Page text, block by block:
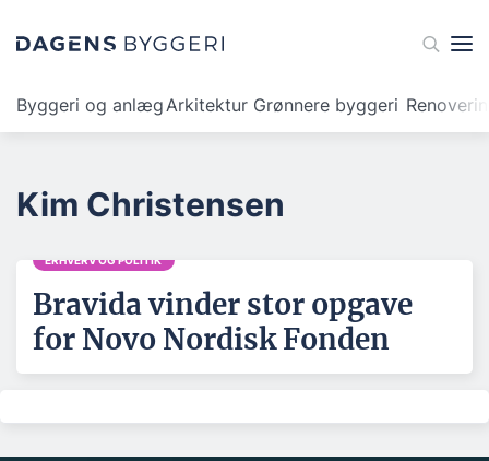
Byggeri og anlægArkitektur Grønnere byggeri
Kim Christensen
ERHVERV OG POLITIK
Bravida vinder stor opgave
for Novo Nordisk Fonden